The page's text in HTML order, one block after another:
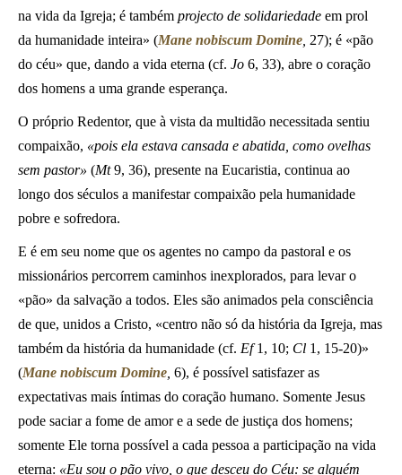
na vida da Igreja; é também projecto de solidariedade em prol
da humanidade inteira» (Mane nobiscum Domine 27); é «pão
do céu» que, dando a vida eterna (cf. Jo 6, 33), abre o coração
dos homens a uma grande esperança.
O próprio Redentor, que à vista da multidão necessitada sentiu
compaixão, «pois ela estava cansada e abatida, como ovelhas
sem pastor» (Mt9, 36), presente na Eucaristia, continua ao
longo dos séculos a manifestar compaixão pela humanidade
pobre e sofredora.
E é em seu nome que os agentes no campo da pastoral e os
missionários percorrem caminhos inexplorados, para levar o
«pão» da salvação a todos. Eles são animados pela consciência
de que, unidos a Cristo, «centro não só da história da Igreja, mas
também da história da humanidade (cf. Ef1, 10; Cl 1, 15-20)»
(Mane nobiscum Domine 6), é possível satisfazer as
expectativas mais íntimas do coração humano. Somente Jesus
pode saciar a fome de amor e a sede de justiça dos homens;
somente Ele torna possível a cada pessoa a participação na vida
eterna: «Eu sou o pão vivo, o que desceu do Céu: se alguém